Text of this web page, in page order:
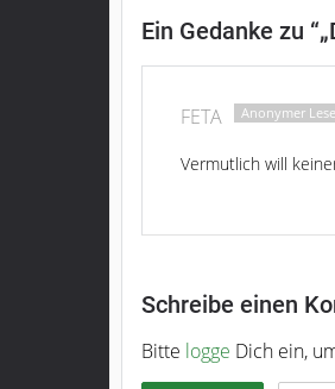
Ein Gedanke zu “
FETA
Vermutlich will
Schreibe einen
Bitte logge Dich ein,